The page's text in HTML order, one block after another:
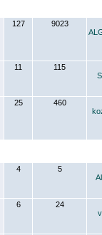
127 9023
11 115
25 460
4 5
6 24